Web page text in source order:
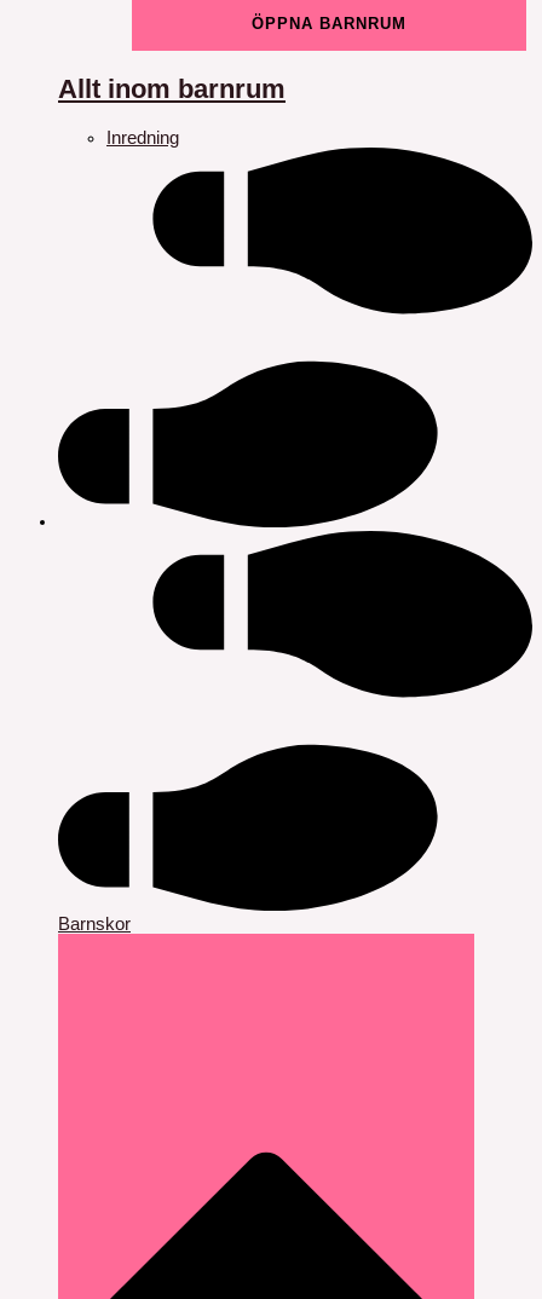
ÖPPNA BARNRUM
Allt inom barnrum
Inredning
Barnskor